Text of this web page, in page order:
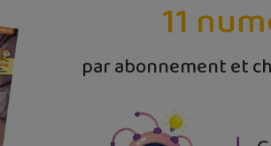
11
par abonnement et